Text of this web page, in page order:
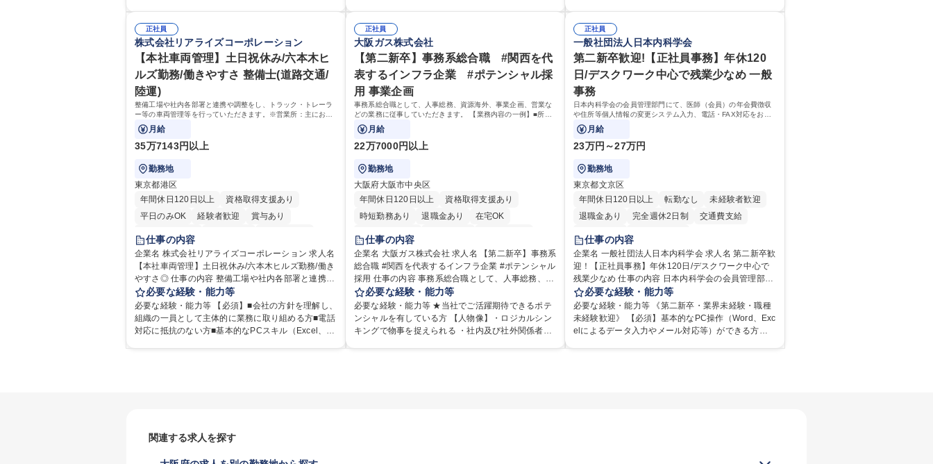
制度改定などのコア業務 ■社内イベントの企画運営や
その他総務業務全般 ※労務と総務を1：1の割合でお
任せ。 入社後は部内のOJTを中心に、あなたの経験
に合わせて不足している部分はいつでも質問・相談
できる環境が整っているため、安心して成長できま
す。 募集職種 【森ビルG】人事・総務◆賞与5ヶ月
◆年休120日◆残業少なめ◆リモート可
労務から総務まで幅広く携われます。定型業務に留
まらず、社内規定や人事制度の改定など会社のコア
業務に挑戦できるため、自身の成長と組織への貢献
度をダイレクトに実感できます。 残業少なめ、週1日
リモート可など、ワークライフバランスを保ち長期
活躍できる環境です。 「これまでの幅広い経験を活
かし、長期的なキャリアを築きたい」という前向き
な意欲と挑戦を全力で応援します。 学歴・資格 学
歴：大学院 大学 高専 短大 専修学校 高校 語学力： 資
格：日商簿記検定1級 日商簿記検定2級 日商簿記検定
運営、新宿駅西口広場の「イベントコーナー」など
の管理運営 ■道路部門：整備の急がれる骨格幹線道路
や木造住宅密集地域の特定整備路線の用地取得、道
路に関する普及啓発事業、都内の道路施設や道路工
事現場の見学ツアー事業 ※入社後は上記いずれかの
部門へ配属。※業務内容変更の範囲：会社の定める
業務 募集職種 【都庁グループ】総合職（事務）◇残
業月平均9時間未満／有給年平均16日取得
携われる：総合職（事務）では、駐車場の管理運営
や道路用地の取得、公益財団法人の中枢を担う管理
部門など多岐に渡る業務を経験できます。 ■様々なプ
ロジェクト：駐車場事業の他、新宿駅西口広場内に
設置された照明を兼ねた広告「ブライトサイン」の
管理運営を行うなど、事業収益を生み出す活動を積
極的に行っています。 学歴・資格 学歴：大学院 大学
高専 短大 専修学校 高校 語学力： 資格：
ションをご案内いたします。ゲームやエンタメコン
テンツが大好きで、「ゲーム業界の未来を自らの手
で作りたい」「最高のコンテンツを作るためには、
何でもやる」という情熱に溢れた方のご応募をお待
ちしております。 募集職種 【第二新卒オープンポジ
ション】業界未経験歓迎/自社ゲーム/WEB面接
ージャー ・ソーシャルゲーム → ゲームプランナー
・通信 → ゲームエンジニア ・独立行政法人 → デー
タサイエンティスト 学歴・資格 学歴：大学院 大学
語学力： 資格：
正社員
株式会社リアライズコーポレーション
【本社車両管理】土日祝休み/六本木ヒ
ルズ勤務/働きやすさ 整備士(道路交通/
陸運)
整備工場や社内各部署と連携や調整をし、トラック・トレーラ
ー等の車両管理等を行っていただきます。※営業所：主にお客
様から返却された車両を速やかにメンテナンスし、次のお客様
にお貸し出しするための拠点
月給
35万7143円以上
勤務地
東京都港区
年間休日120日以上
資格取得支援あり
平日のみOK
経験者歓迎
賞与あり
完全週休2日制
土日祝休み
仕事の内容
企業名 株式会社リアライズコーポレーション 求人名
【本社車両管理】土日祝休み/六本木ヒルズ勤務/働き
やすさ◎ 仕事の内容 整備工場や社内各部署と連携や
調整をし、トラック・トレーラー等の車両管理等を
行っていただきます。※営業所：主にお客様から返
却された車両を速やかにメンテナンスし、次のお客
様にお貸し出しするための拠点 【具体的には】■整備
ルズ勤務/働きやすさ◎
必要な経験・能力等
必要な経験・能力等 【必須】■会社の方針を理解し、
組織の一員として主体的に業務に取り組める方■電話
対応に抵抗のない方■基本的なPCスキル（Excel、W
管理能力：リース開始日や車検のタイミング等を管
理し調整する力が身に付きます。 学歴・資格 学歴：
正社員
大阪ガス株式会社
【第二新卒】事務系総合職 #関西を代
表するインフラ企業 #ポテンシャル採
用 事業企画
事務系総合職として、人事総務、資源海外、事業企画、営業な
どの業務に従事していただきます。 【業務内容の一例】■所属
事業部の勤労業務 ■海外に関係する各種業務 ■営業部門の企画
スタッフ、ルート営業
月給
22万7000円以上
勤務地
大阪府大阪市中央区
年間休日120日以上
資格取得支援あり
時短勤務あり
退職金あり
在宅OK
完全週休2日制
土日祝休み
服装自由
第二新卒歓迎
寮・社宅あり
食事補助あり
仕事の内容
企業名 大阪ガス株式会社 求人名 【第二新卒】事務系
総合職 #関西を代表するインフラ企業 #ポテンシャル
採用 仕事の内容 事務系総合職として、人事総務、資
源海外、事業企画、営業などの業務に従事していた
だきます。 【業務内容の一例】■所属事業部の勤労業
務 ■海外に関係する各種業務 ■営業部門の企画スタッ
フ、ルート営業 【キャリアパス】入社後の配属ポジ
必要な経験・能力等
必要な経験・能力等 ★当社でご活躍期待できるポテ
ンシャルを有している方 【人物像】・ロジカルシン
キングで物事を捉えられる ・社内及び社外関係者と
正社員
一般社団法人日本内科学会
第二新卒歓迎!【正社員事務】年休120
日/デスクワーク中心で残業少なめ 一般
事務
日本内科学会の会員管理部門にて、医師（会員）の年会費徴収
や住所等個人情報の変更システム入力、電話・FAX対応をお任
せします。将来的には、各種委員会の運営事務局業務などにも
幅広く携わっていただきます。
月給
23万円～27万円
勤務地
東京都文京区
年間休日120日以上
転勤なし
未経験者歓迎
退職金あり
完全週休2日制
交通費支給
土日祝休み
仕事の内容
企業名 一般社団法人日本内科学会 求人名 第二新卒歓
迎！【正社員事務】年休120日/デスクワーク中心で
残業少なめ 仕事の内容 日本内科学会の会員管理部門
にて、医師（会員）の年会費徴収や住所等個人情報
の変更システム入力、電話・FAX対応をお任せしま
す。将来的には、各種委員会の運営事務局業務など
にも幅広く携わっていただきます。 【会員管理・デ
必要な経験・能力等
必要な経験・能力等 《第二新卒・業界未経験・職種
未経験歓迎》 【必須】基本的なPC操作（Word、Exc
elによるデータ入力やメール対応等）ができる方
関連する求人を探す